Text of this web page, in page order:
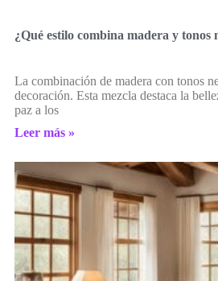
¿Qué estilo combina madera y tonos
La combinación de madera con tonos
decoración. Esta mezcla destaca la
paz a los
Leer más »